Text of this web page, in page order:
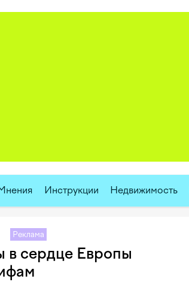
Инструкции Недвижимость
Реклама
в сердце Европы